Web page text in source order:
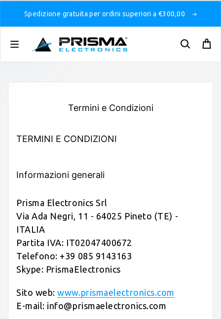
Spedizione gratuita per ordini superiori a €300,00
Termini e Condizioni
TERMINI E CONDIZIONI
Informazioni generali
Prisma Electronics Srl
Via Ada Negri, 11 - 64025 Pineto (TE) -
ITALIA
Partita IVA: IT02047400672
Telefono: +39 085 9143163
Skype: PrismaElectronics
Sito web:www.prismaelectronics.com
E-mail: info@prismaelectronics.com